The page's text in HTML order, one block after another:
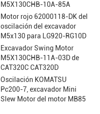
M5X130CHB-10A-85A
Motor rojo 62000118-DK del
oscilación del excavador
M5x130 para LG920-RG10D
Excavador Swing Motor
M5X130CHB-11A-03D de
CAT320C CAT320D
Oscilación KOMATSU
Pc200-7, excavador Mini
Slew Motor del motor MB85